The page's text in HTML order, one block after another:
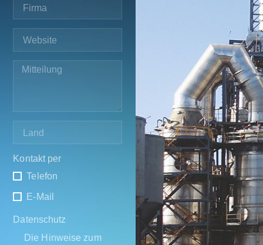
Kontakt per
Telefon
E-Mail
Datenschutz
Die Hinweise zum